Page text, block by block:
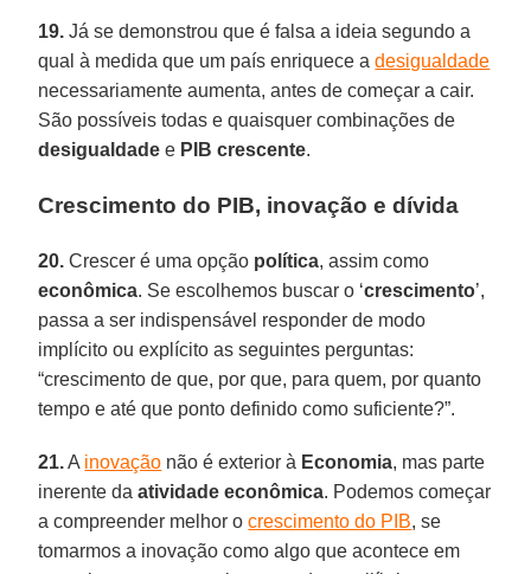
19. Já se demonstrou que é falsa a ideia segundo a
qual à medida que um país enriquece adesigualdade
necessariamente aumenta, antes de começar a cair.
São possíveis todas e quaisquer combinações de
desigualdade e PIB crescente.
Crescimento do PIB, inovação e dívida
20. Crescer é uma opção política, assim como
econômica. Se escolhemos buscar o ‘crescimento’,
passa a ser indispensável responder de modo
implícito ou explícito as seguintes perguntas:
“crescimento de que, por que, para quem, por quanto
tempo e até que ponto definido como suficiente?”.
21.A inovação não é exterior à Economia, mas parte
inerente daatividade econômica. Podemos começar
a compreender melhor ocrescimento do PIB, se
tomarmos a inovação como algo que acontece em